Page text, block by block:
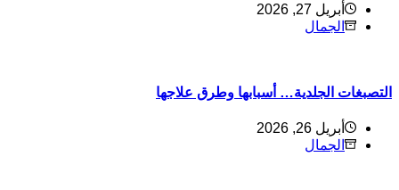
أبريل 27, 2026
الجمال
الجلدية… أسبابها وطرق علاجها
أبريل 26, 2026
الجمال